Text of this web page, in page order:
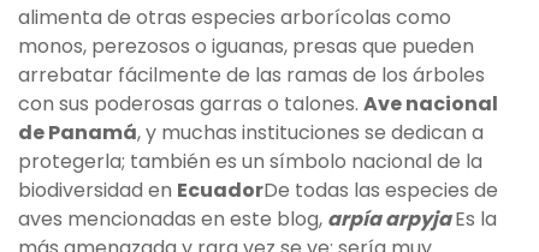
alimenta de otras especies arborícolas como
monos, perezosos o iguanas, presas que pueden
arrebatar fácilmente de las ramas de los árboles
con sus poderosas garras o talones. Ave nacional
de Panamá, y muchas instituciones se dedican a
protegerla; también es un símbolo nacional de la
biodiversidad en EcuadorDe todas las especies de
aves mencionadas en este blog, arpía arpyjaEs la